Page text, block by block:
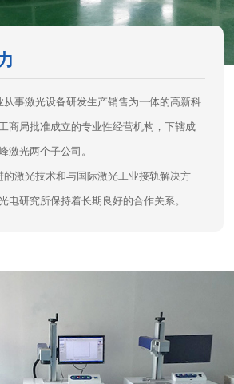
从事激光设备研发生产销售为一体的高新科
商局批准成立的专业性经营机构，下辖成
激光两个子公司。
的激光技术和与国际激光工业接轨解决方
电研究所保持着长期良好的合作关系。